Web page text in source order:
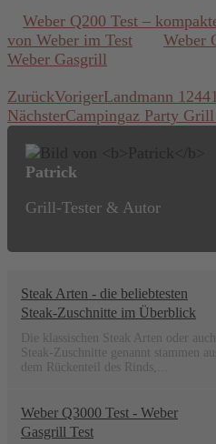
Weber Q200 Test –
von Weber im Test
Weber
Weber Gasgrill
ZurückVorigerLandmann
NächsterCampingaz Party
Patrick
Grill-Tester & Autor
Steak Arten - die beliebtesten
Steak-Zuschnitte im Überblick
Die klassischen Steak Arten oder auch
Steak-Zuschnitte genannt stammen
dem Rückenteil des Rinds,...
Weber Q3000 Test - Weber
Gasgrill Test